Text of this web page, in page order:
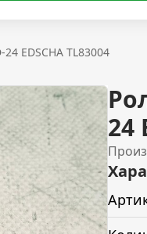
EDSCHA TL83004
24